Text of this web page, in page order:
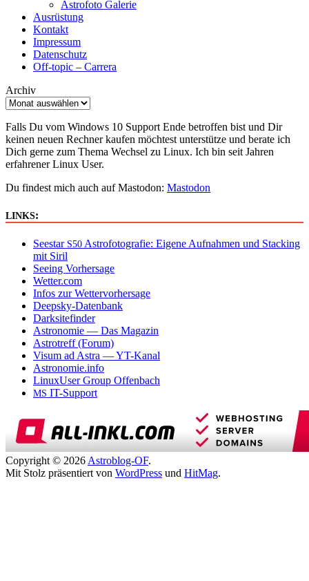
Astrofoto Galerie
Ausrüstung
Kontakt
Impressum
Datenschutz
Off-topic – Carrera
Archiv
Falls Du vom Windows 10 Support Ende betroffen bist und Dir
keinen neuen Rechner kaufen möchtest unterstütze und berate ich
Dich gerne zum Thema Wechsel zu Linux. Ich bin seit Jahren
erfahrener Linux User.
Du findest mich auch auf Mastodon: Mastodon
LINKS:
Seestar S50 Astrofotografie: Eigene Aufnahmen und Stacking
mit Siril
Seeing Vorhersage
Wetter.com
Infos zur Wettervorhersage
Deepsky-Datenbank
Darksitefinder
Astronomie — Das Magazin
Astrotreff (Forum)
Visum ad Astra — YT-Kanal
Astronomie.info
LinuxUser Group Offenbach
MS IT-Support
Copyright © 2026 Astroblog-OF.
Mit Stolz präsentiert von WordPress und HitMag.